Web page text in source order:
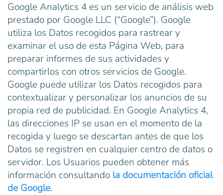
Google Analytics 4 es un servicio de análisis web
prestado por Google LLC (“Google”). Google
utiliza los Datos recogidos para rastrear y
examinar el uso de esta Página Web, para
preparar informes de sus actividades y
compartirlos con otros servicios de Google.
Google puede utilizar los Datos recogidos para
contextualizar y personalizar los anuncios de su
propia red de publicidad. En Google Analytics 4,
las direcciones IP se usan en el momento de la
recogida y luego se descartan antes de que los
Datos se registren en cualquier centro de datos o
servidor. Los Usuarios pueden obtener más
información consultando la documentación oficial
de Google.